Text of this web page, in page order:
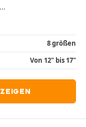
8 größen
Von 12" bis 17"